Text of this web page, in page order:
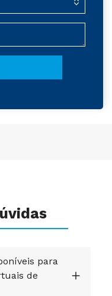
para
de